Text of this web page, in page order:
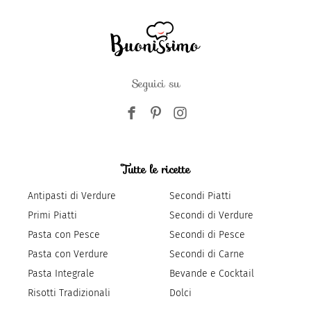
Seguici su
Tutte le ricette
Antipasti di Verdure
Primi Piatti
Pasta con Pesce
Pasta con Verdure
Pasta Integrale
Risotti Tradizionali
Secondi Piatti
Secondi di Verdure
Secondi di Pesce
Secondi di Carne
Bevande e Cocktail
Dolci